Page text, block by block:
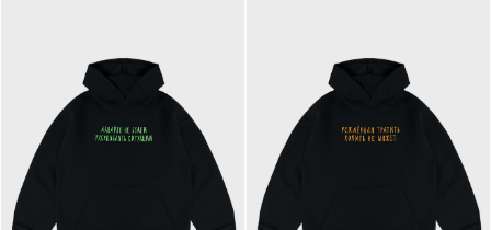
Напишите нашим менеджерам, и они помогут
вам оформить заказ или ответят на все вопросы.
Есть трудности?
Клиентам